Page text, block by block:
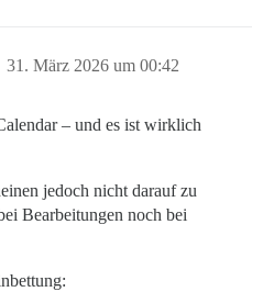
31. März 2026 um 00:42
– und es ist wirklich
jedoch nicht darauf zu
Bearbeitungen noch bei